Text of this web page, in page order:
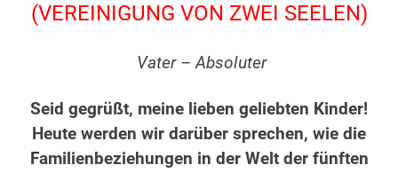
(VEREINIGUNG VON ZWEI SEELEN)
Vater – Absoluter
Seid gegrüßt, meine lieben geliebten Kinder!
Heute werden wir darüber sprechen, wie die
Familienbeziehungen in der Welt der fünften